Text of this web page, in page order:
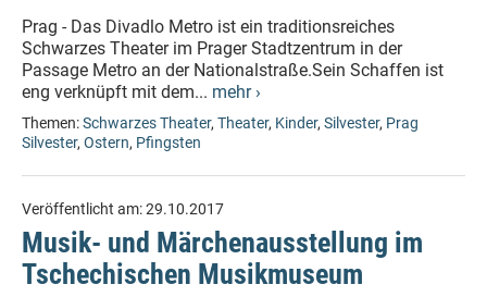
Prag - Das Divadlo Metro ist ein traditionsreiches
Schwarzes Theater im Prager Stadtzentrum in der
Passage Metro an der Nationalstraße.Sein Schaffen ist
eng verknüpft mit dem... mehr ›
Themen:Schwarzes Theater, Theater, Kinder, Silvester, Prag
Silvester, Ostern, Pfingsten
Veröffentlicht am:29.10.2017
Musik- und Märchenausstellung im
Tschechischen Musikmuseum